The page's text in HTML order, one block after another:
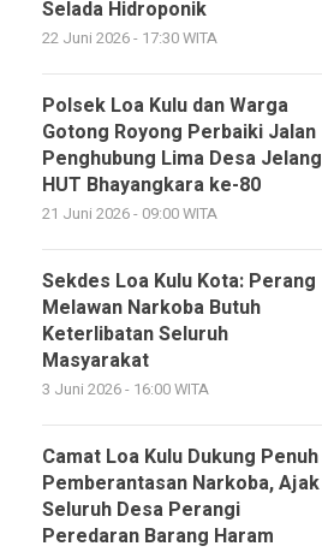
Selada Hidroponik
22 Juni 2026 - 17:30 WITA
Polsek Loa Kulu dan Warga
Gotong Royong Perbaiki Jalan
Penghubung Lima Desa Jelang
HUT Bhayangkara ke-80
21 Juni 2026 - 09:00 WITA
Sekdes Loa Kulu Kota: Perang
Melawan Narkoba Butuh
Keterlibatan Seluruh
Masyarakat
3 Juni 2026 - 16:00 WITA
Camat Loa Kulu Dukung Penuh
Pemberantasan Narkoba, Ajak
Seluruh Desa Perangi
Peredaran Barang Haram